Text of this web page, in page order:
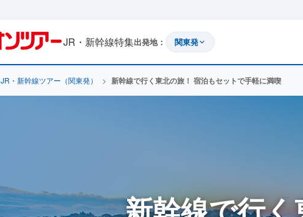
JR・新幹線特集出発地： 関東発
JR・新幹線ツアー（関東発） > 新幹線で行く東北の旅！ 宿泊もセットで手軽に満喫